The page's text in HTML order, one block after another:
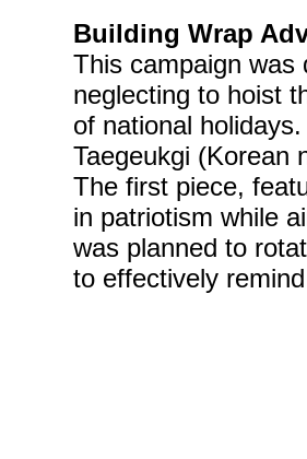
Building Wrap
This campaign was
neglecting to hoist
of national
Taegeukgi (Korean
The first piece,
in patriotism while
was planned to
to effectively